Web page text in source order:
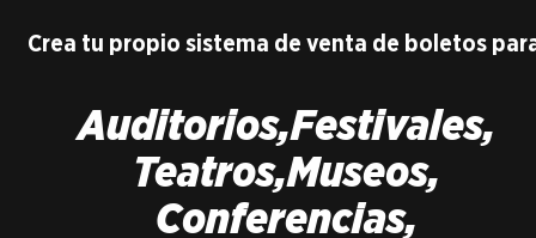
Crea tu propio sistema de venta de boletos
Auditorios,Festivales,
Teatros,Museos,
Conferencias,